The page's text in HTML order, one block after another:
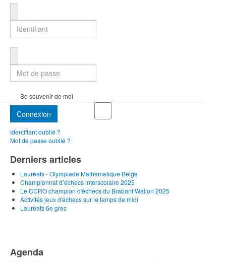
Se souvenir de moi
Connexion
Identifiant oublié ?
Mot de passe oublié ?
Derniers articles
Lauréats - Olympiade Mathématique Belge
Championnat d’échecs interscolaire 2025
Le CCRO champion d'échecs du Brabant Wallon 2025
Activités jeux d'échecs sur le temps de midi
Lauréats 6e grec
Agenda